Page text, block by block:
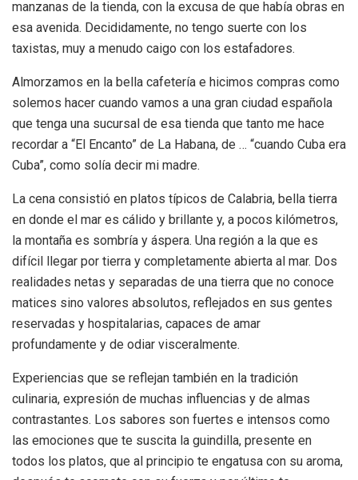
manzanas de la tienda, con la excusa de que había obras en
esa avenida. Decididamente, no tengo suerte con los
taxistas, muy a menudo caigo con los estafadores.
Almorzamos en la bella cafetería e hicimos compras como
solemos hacer cuando vamos a una gran ciudad española
que tenga una sucursal de esa tienda que tanto me hace
recordar a “El Encanto” de La Habana, de … “cuando Cuba era
Cuba”, como solía decir mi madre.
La cena consistió en platos típicos de Calabria, bella tierra
en donde el mar es cálido y brillante y, a pocos kilómetros,
la montaña es sombría y áspera. Una región a la que es
difícil llegar por tierra y completamente abierta al mar. Dos
realidades netas y separadas de una tierra que no conoce
matices sino valores absolutos, reflejados en sus gentes
reservadas y hospitalarias, capaces de amar
profundamente y de odiar visceralmente.
Experiencias que se reflejan también en la tradición
culinaria, expresión de muchas influencias y de almas
contrastantes. Los sabores son fuertes e intensos como
las emociones que te suscita la guindilla, presente en
todos los platos, que al principio te engatusa con su aroma,